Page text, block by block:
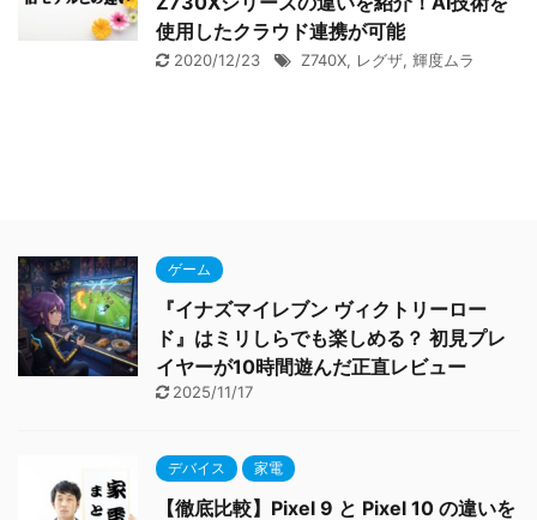
使用したクラウド連携が可能
2020/12/23 Z740X, レグザ, 輝度ムラ
ゲーム
『イナズマイレブン ヴィクトリーロー
ド』はミリしらでも楽しめる？ 初見プレ
イヤーが10時間遊んだ正直レビュー
2025/11/17
デバイス 家電
【徹底比較】Pixel 9 と Pixel 10 の違いを